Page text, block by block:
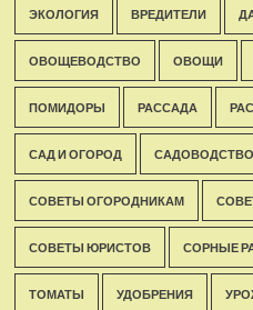
ЭКОЛОГИЯ ВРЕДИТЕЛИ
ОВОЩЕВОДСТВО ОВОЩИ
ПОМИДОРЫ РАССАДА
САД И ОГОРОД САДОВОДСТВО
СОВЕТЫ ОГОРОДНИКАМ
СОВЕТЫ ЮРИСТОВ СОРНЫЕ
ТОМАТЫ УДОБРЕНИЯ